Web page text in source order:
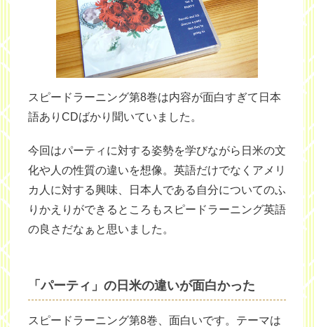
スピードラーニング第8巻は内容が面白すぎて日本
語ありCDばかり聞いていました。
今回はパーティに対する姿勢を学びながら日米の文
化や人の性質の違いを想像。英語だけでなくアメリ
カ人に対する興味、日本人である自分についてのふ
りかえりができるところもスピードラーニング英語
の良さだなぁと思いました。
「パーティ」の日米の違いが面白かった
スピードラーニング第8巻、面白いです。テーマは